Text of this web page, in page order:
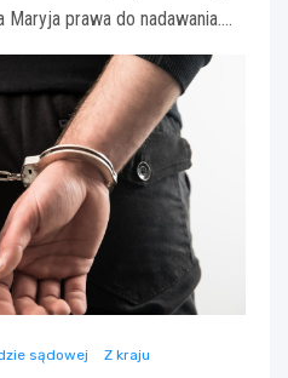
prawa do nadawania.…
sądowej Z kraju